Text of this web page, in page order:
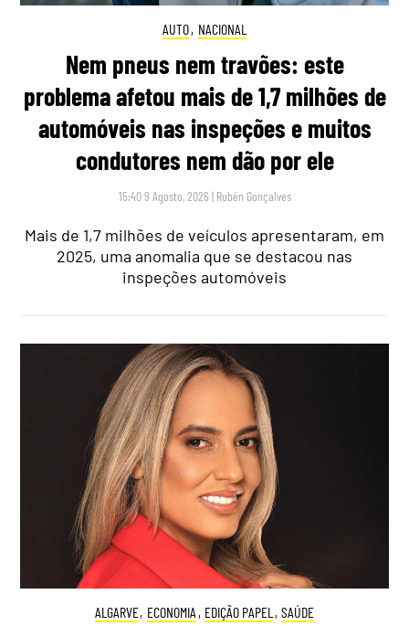
AUTO, NACIONAL
Nem pneus nem travões: este
problema afetou mais de 1,7 milhões de
automóveis nas inspeções e muitos
condutores nem dão por ele
15:40 9 Agosto, 2026 | Rubén Gonçalves
Mais de 1,7 milhões de veículos apresentaram, em
2025, uma anomalia que se destacou nas
inspeções automóveis
ALGARVE, ECONOMIA , EDIÇÃO PAPEL , SAÚDE